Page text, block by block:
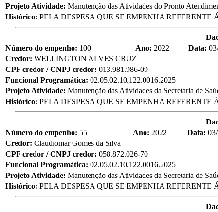
Projeto Atividade: Manutenção das Atividades do Pronto
Histórico: PELA DESPESA QUE SE EMPENHA
Número do empenho: 100 Ano: 2022 Data:
Credor: WELLINGTON ALVES CRUZ
CPF credor / CNPJ credor: 013.981.986-09
Funcional Programática: 02.05.02.10.122.0016.2025
Projeto Atividade: Manutenção das Atividades da Secretaria de
Histórico: PELA DESPESA QUE SE EMPENHA
Número do empenho: 55 Ano: 2022 Data:
Credor: Claudiomar Gomes da Silva
CPF credor / CNPJ credor: 058.872.026-70
Funcional Programática: 02.05.02.10.122.0016.2025
Projeto Atividade: Manutenção das Atividades da Secretaria de
Histórico: PELA DESPESA QUE SE EMPENHA